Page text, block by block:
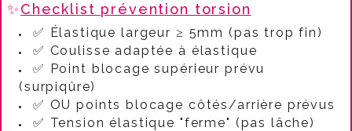
✨Checklist prévention torsion
✅ Élastique largeur ≥ 5mm (pas trop fin)
✅ Coulisse adaptée à élastique
✅ Point blocage supérieur prévu
(surpiqûre)
✅ OU points blocage côtés/arrière prévus
✅ Tension élastique "ferme" (pas lâche)